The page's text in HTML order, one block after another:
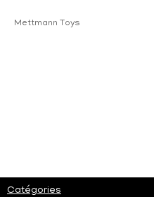
Mettmann Toys
Catégories